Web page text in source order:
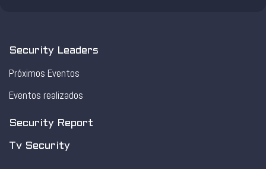
Security Leaders
Próximos Eventos
Eventos realizados
Security Report
Tv Security